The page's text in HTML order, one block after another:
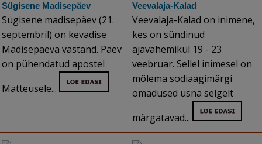
Sügisene Madisepäev
Sügisene madisepäev (21.
septembril) on kevadise
Madisepäeva vastand. Päev
on pühendatud apostel
Matteusele...
Veevalaja-Kalad
Veevalaja-Kalad on inimene,
kes on sündinud
ajavahemikul 19 - 23
veebruar. Sellel inimesel on
mõlema sodiaagimärgi
omadused üsna selgelt
märgatavad...